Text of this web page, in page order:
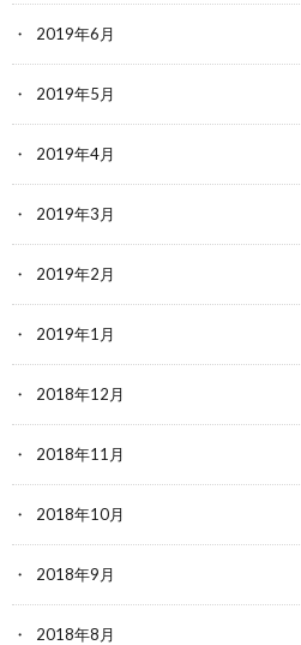
2019年6月
2019年5月
2019年4月
2019年3月
2019年2月
2019年1月
2018年12月
2018年11月
2018年10月
2018年9月
2018年8月